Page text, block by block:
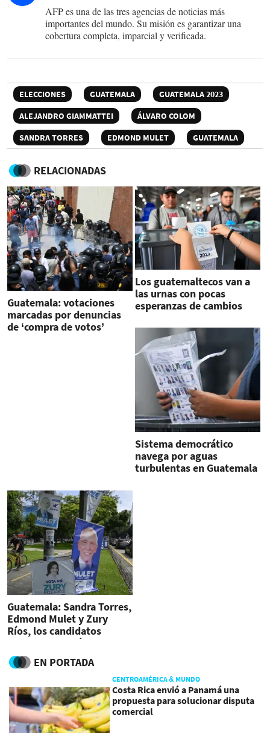
AFP es una de las tres agencias de noticias más
importantes del mundo. Su misión es garantizar una
cobertura completa, imparcial y verificada.
ELECCIONES GUATEMALA
GUATEMALA 2023
ALEJANDRO GIAMMATTEI
ÁLVARO COLOM
SANDRA TORRES
EDMOND MULET GUATEMALA
RELACIONADAS
Guatemala: votaciones
marcadas por denuncias
de ‘compra de votos’
Los guatemaltecos van a
las urnas con pocas
esperanzas de cambios
Sistema democrático
navega por aguas
turbulentas en Guatemala
Guatemala: Sandra Torres,
Edmond Mulet y Zury
Ríos, los candidatos
favoritos en próximas
elecciones
EN PORTADA
CENTROAMÉRICA & MUNDO
Costa Rica envió a Panamá una
propuesta para solucionar disputa
comercial